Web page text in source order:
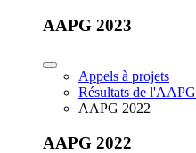
AAPG 2023
Appels à projets
Résultats de l'AAPG
AAPG 2022
AAPG 2022